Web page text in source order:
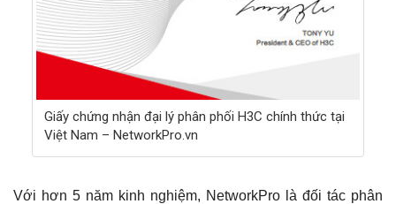
Giấy chứng nhận đại lý phân phối H3C chính thức tại
Việt Nam – NetworkPro.vn
Với hơn 5 năm kinh nghiệm, NetworkPro là đối tác phân